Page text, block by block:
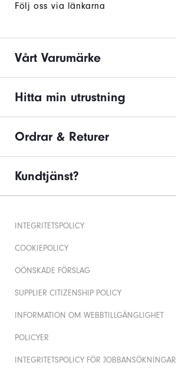
Följ oss via länkarna
Vårt Varumärke
Hitta min utrustning
Ordrar & Returer
Kundtjänst?
INTEGRITETSPOLICY
COOKIEPOLICY
OÖNSKADE FÖRSLAG
SUPPLIER CITIZENSHIP POLICY
INFORMATION OM WEBBTILLGÄNGLIGHET
POLICYER
INTEGRITETSPOLICY FÖR JOBBANSÖKNINGAR